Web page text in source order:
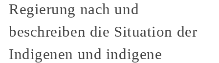
Regierung nach und
beschreiben die Situation der
Indigenen und indigene